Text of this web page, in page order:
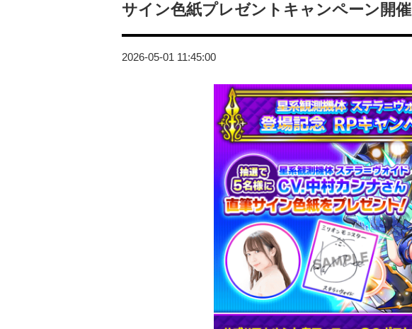
サイン色紙プレゼントキャンペーン開催
2026-05-01 11:45:00